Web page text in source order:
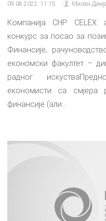
09.08.2022. 11:15 Милан
Компанија CHP
конкурс за посао за
Финансије,
економски факултет –
радног
економисти са смјера
финансије (али...